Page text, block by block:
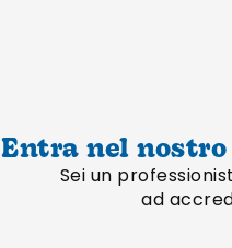
Entra nel
Sei un
ad